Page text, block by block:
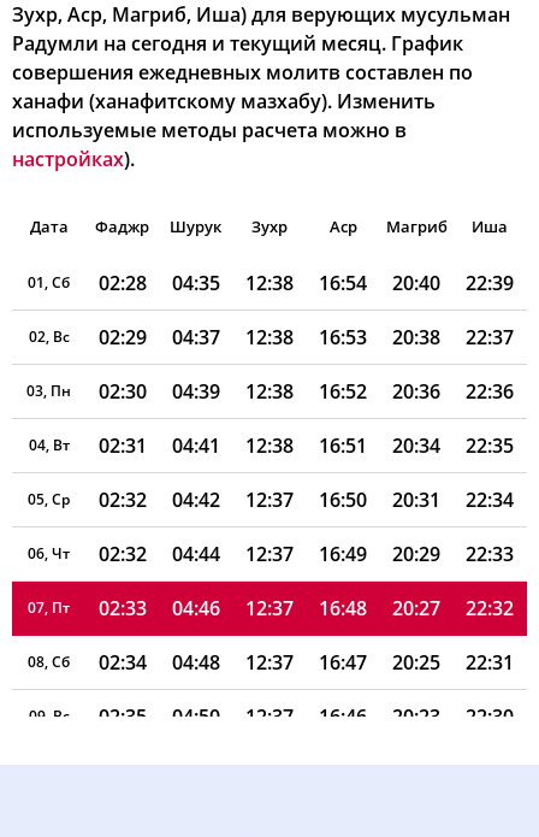
Зухр, Аср, Магриб, Иша) для верующих мусульман
Радумли на сегодня и текущий месяц. График
совершения ежедневных молитв составлен по
ханафи (ханафитскому мазхабу). Изменить
используемые методы расчета можно в
настройках).
Дата Фаджр Шурук Зухр Аср Магриб Иша
01, Сб 02:28 04:35 12:38 16:54 20:40 22:39
02, Вс 02:29 04:37 12:38 16:53 20:38 22:37
03, Пн 02:30 04:39 12:38 16:52 20:36 22:36
04, Вт 02:31 04:41 12:38 16:51 20:34 22:35
05, Ср 02:32 04:42 12:37 16:50 20:31 22:34
06, Чт 02:32 04:44 12:37 16:49 20:29 22:33
07, Пт 02:33 04:46 12:37 16:48 20:27 22:32
08, Сб 02:34 04:48 12:37 16:47 20:25 22:31
09, Вс 02:35 04:50 12:37 16:46 20:23 22:30
10, Пн 02:36 04:52 12:37 16:45 20:20 22:28